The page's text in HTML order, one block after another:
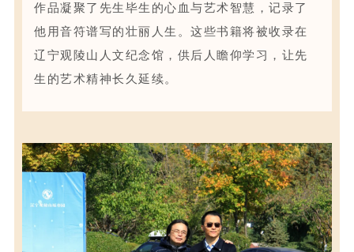
作品凝聚了先生毕生的心血与艺术智慧，记录了
他用音符谱写的壮丽人生。这些书籍将被收录在
辽宁观陵山人文纪念馆，供后人瞻仰学习，让先
生的艺术精神长久延续。